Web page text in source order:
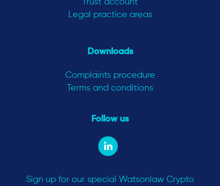
Trust account
Legal practice areas
Downloads
Complaints procedure
Terms and conditions
Follow us
Sign up for our special Watsonlaw Crypto